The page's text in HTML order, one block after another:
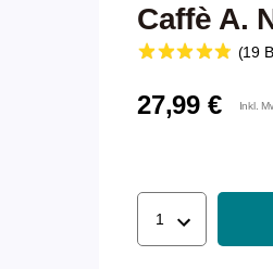
Caffè A.
(19
27,99 € Inkl.
1